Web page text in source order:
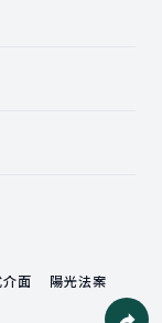
面
陽光法案